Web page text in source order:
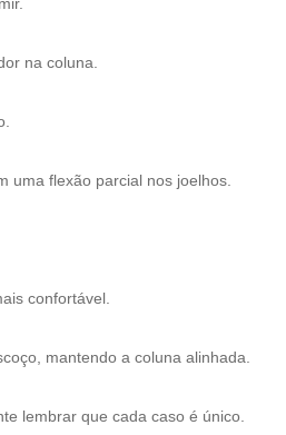
na coluna.
uma flexão parcial nos joelhos.
confortável.
mantendo a coluna alinhada.
lembrar que cada caso é único.